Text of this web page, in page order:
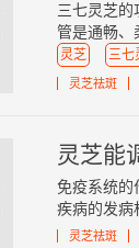
三七灵芝的
管是通畅、
灵芝 三七
灵芝祛斑
灵芝能
免疫系统的
疾病的发病
灵芝祛斑